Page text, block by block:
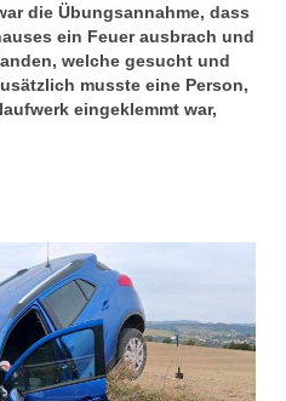
die Übungsannahme, dass
ein Feuer ausbrach und
welche gesucht und
musste eine Person,
eingeklemmt war,